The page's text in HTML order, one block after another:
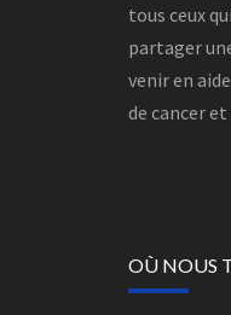
tous ceux
partager
venir en
de cancer
OÙ NOUS